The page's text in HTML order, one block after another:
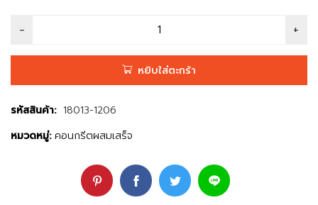
หยิบใส่ตะกร้า
รหัสสินค้า: 18013-1206
หมวดหมู่: คอนกรีตผสมเสร็จ